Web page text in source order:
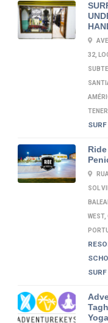
32,
SOL
WEST,
SURF
Yoga